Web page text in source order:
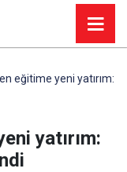
eğitime yeni yatırım:
yatırım: